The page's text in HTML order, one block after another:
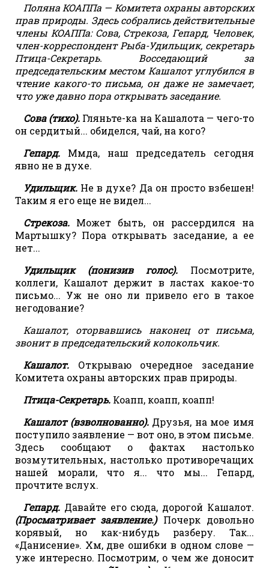
Поляна КОАППа — Комитета охраны авторских
прав природы. Здесь собрались действительные
члены КОАППа: Сова, Стрекоза, Гепард, Человек,
член-корреспондент Рыба-Удильщик, секретарь
Птица-Секретарь. Восседающий за
председательским местом Кашалот углубился в
чтение какого-то письма, он даже не замечает,
что уже давно пора открывать заседание.
Сова (тихо). Гляньте-ка на Кашалота — чего-то
он сердитый... обиделся, чай, на кого?
Гепард. Ммда, наш председатель сегодня
явно не в духе.
Удильщик. Не в духе? Да он просто взбешен!
Таким я его еще не видел...
Стрекоза. Может быть, он рассердился на
Мартышку? Пора открывать заседание, а ее
нет...
Удильщик (понизив голос). Посмотрите,
коллеги, Кашалот держит в ластах какое-то
письмо... Уж не оно ли привело его в такое
негодование?
Кашалот, оторвавшись наконец от письма,
звонит в председательский колокольчик.
Кашалот. Открываю очередное заседание
Комитета охраны авторских прав природы.
Птица-Секретарь. Коапп, коапп, коапп!
Кашалот (взволнованно).Друзья, на мое имя
поступило заявление — вот оно, в этом письме.
Здесь сообщают о фактах настолько
возмутительных, настолько противоречащих
нашей морали, что я... что мы... Гепард,
прочтите вслух.
Гепард. Давайте его сюда, дорогой Кашалот.
(Просматривает заявление.)Почерк довольно
корявый, но как-нибудь разберу. Так...
«Данисение». Хм, две ошибки в одном слове —
уже интересно. Посмотрим, о чем же доносит